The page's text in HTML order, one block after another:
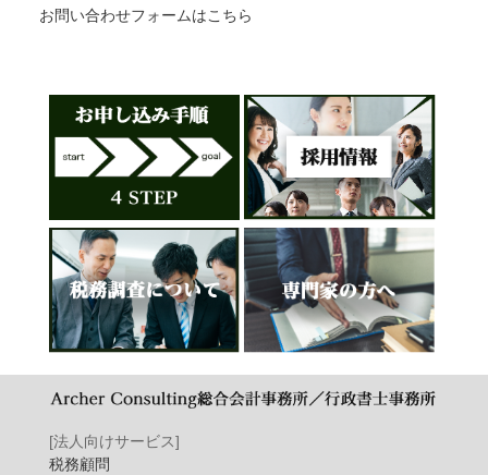
お問い合わせフォームはこちら
[法人向けサービス]
税務顧問